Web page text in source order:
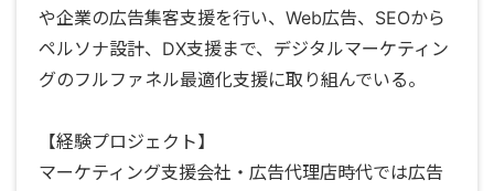
や企業の広告集客支援を行い、Web広告、SEOから
ペルソナ設計、DX支援まで、デジタルマーケティン
グのフルファネル最適化支援に取り組んでいる。
【経験プロジェクト】
マーケティング支援会社・広告代理店時代では広告